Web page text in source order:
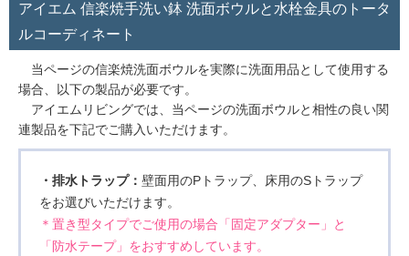
アイエム 信楽焼手洗い鉢 洗面ボウルと水栓金具のトータ
ルコーディネート
当ページの信楽焼洗面ボウルを実際に洗面用品として使用する
場合、以下の製品が必要です。
アイエムリビングでは、当ページの洗面ボウルと相性の良い関
連製品を下記でご購入いただけます。
・排水トラップ： 壁面用のPトラップ、床用のSトラップ
をお選びいただけます。
＊置き型タイプでご使用の場合「固定アダプター」と
「防水テープ」をおすすめしています。